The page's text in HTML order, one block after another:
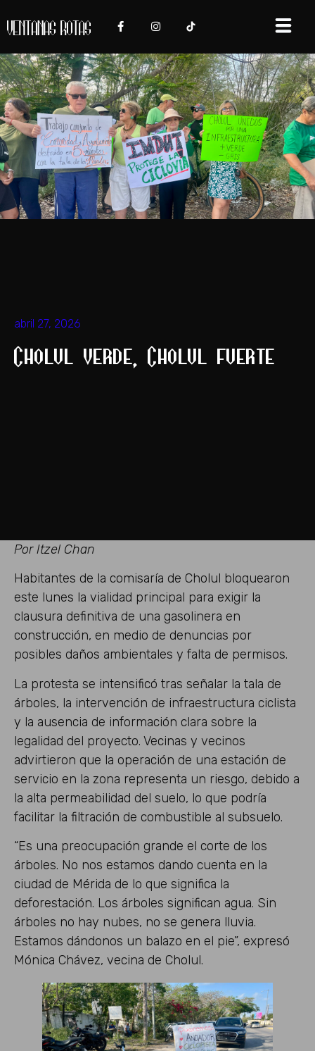
abril 27, 2026
Cholul verde, Cholul fuerte
Por Itzel Chan
Habitantes de la comisaría de Cholul bloquearon
este lunes la vialidad principal para exigir la
clausura definitiva de una gasolinera en
construcción, en medio de denuncias por
posibles daños ambientales y falta de permisos.
La protesta se intensificó tras señalar la tala de
árboles, la intervención de infraestructura ciclista
y la ausencia de información clara sobre la
legalidad del proyecto. Vecinas y vecinos
advirtieron que la operación de una estación de
servicio en la zona representa un riesgo, debido a
la alta permeabilidad del suelo, lo que podría
facilitar la filtración de combustible al subsuelo.
“Es una preocupación grande el corte de los
árboles. No nos estamos dando cuenta en la
ciudad de Mérida de lo que significa la
deforestación. Los árboles significan agua. Sin
árboles no hay nubes, no se genera lluvia.
Estamos dándonos un balazo en el pie”, expresó
Mónica Chávez, vecina de Cholul.